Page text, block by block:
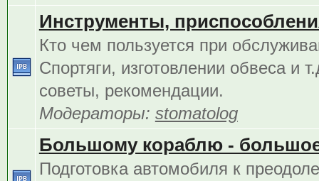
Инструменты,
Кто чем пользуется при
Спортяги, изготовлении обвеса и
советы, рекомендации.
Модераторы: stomatolog
Большому кораблю -
Подготовка автомобиля к